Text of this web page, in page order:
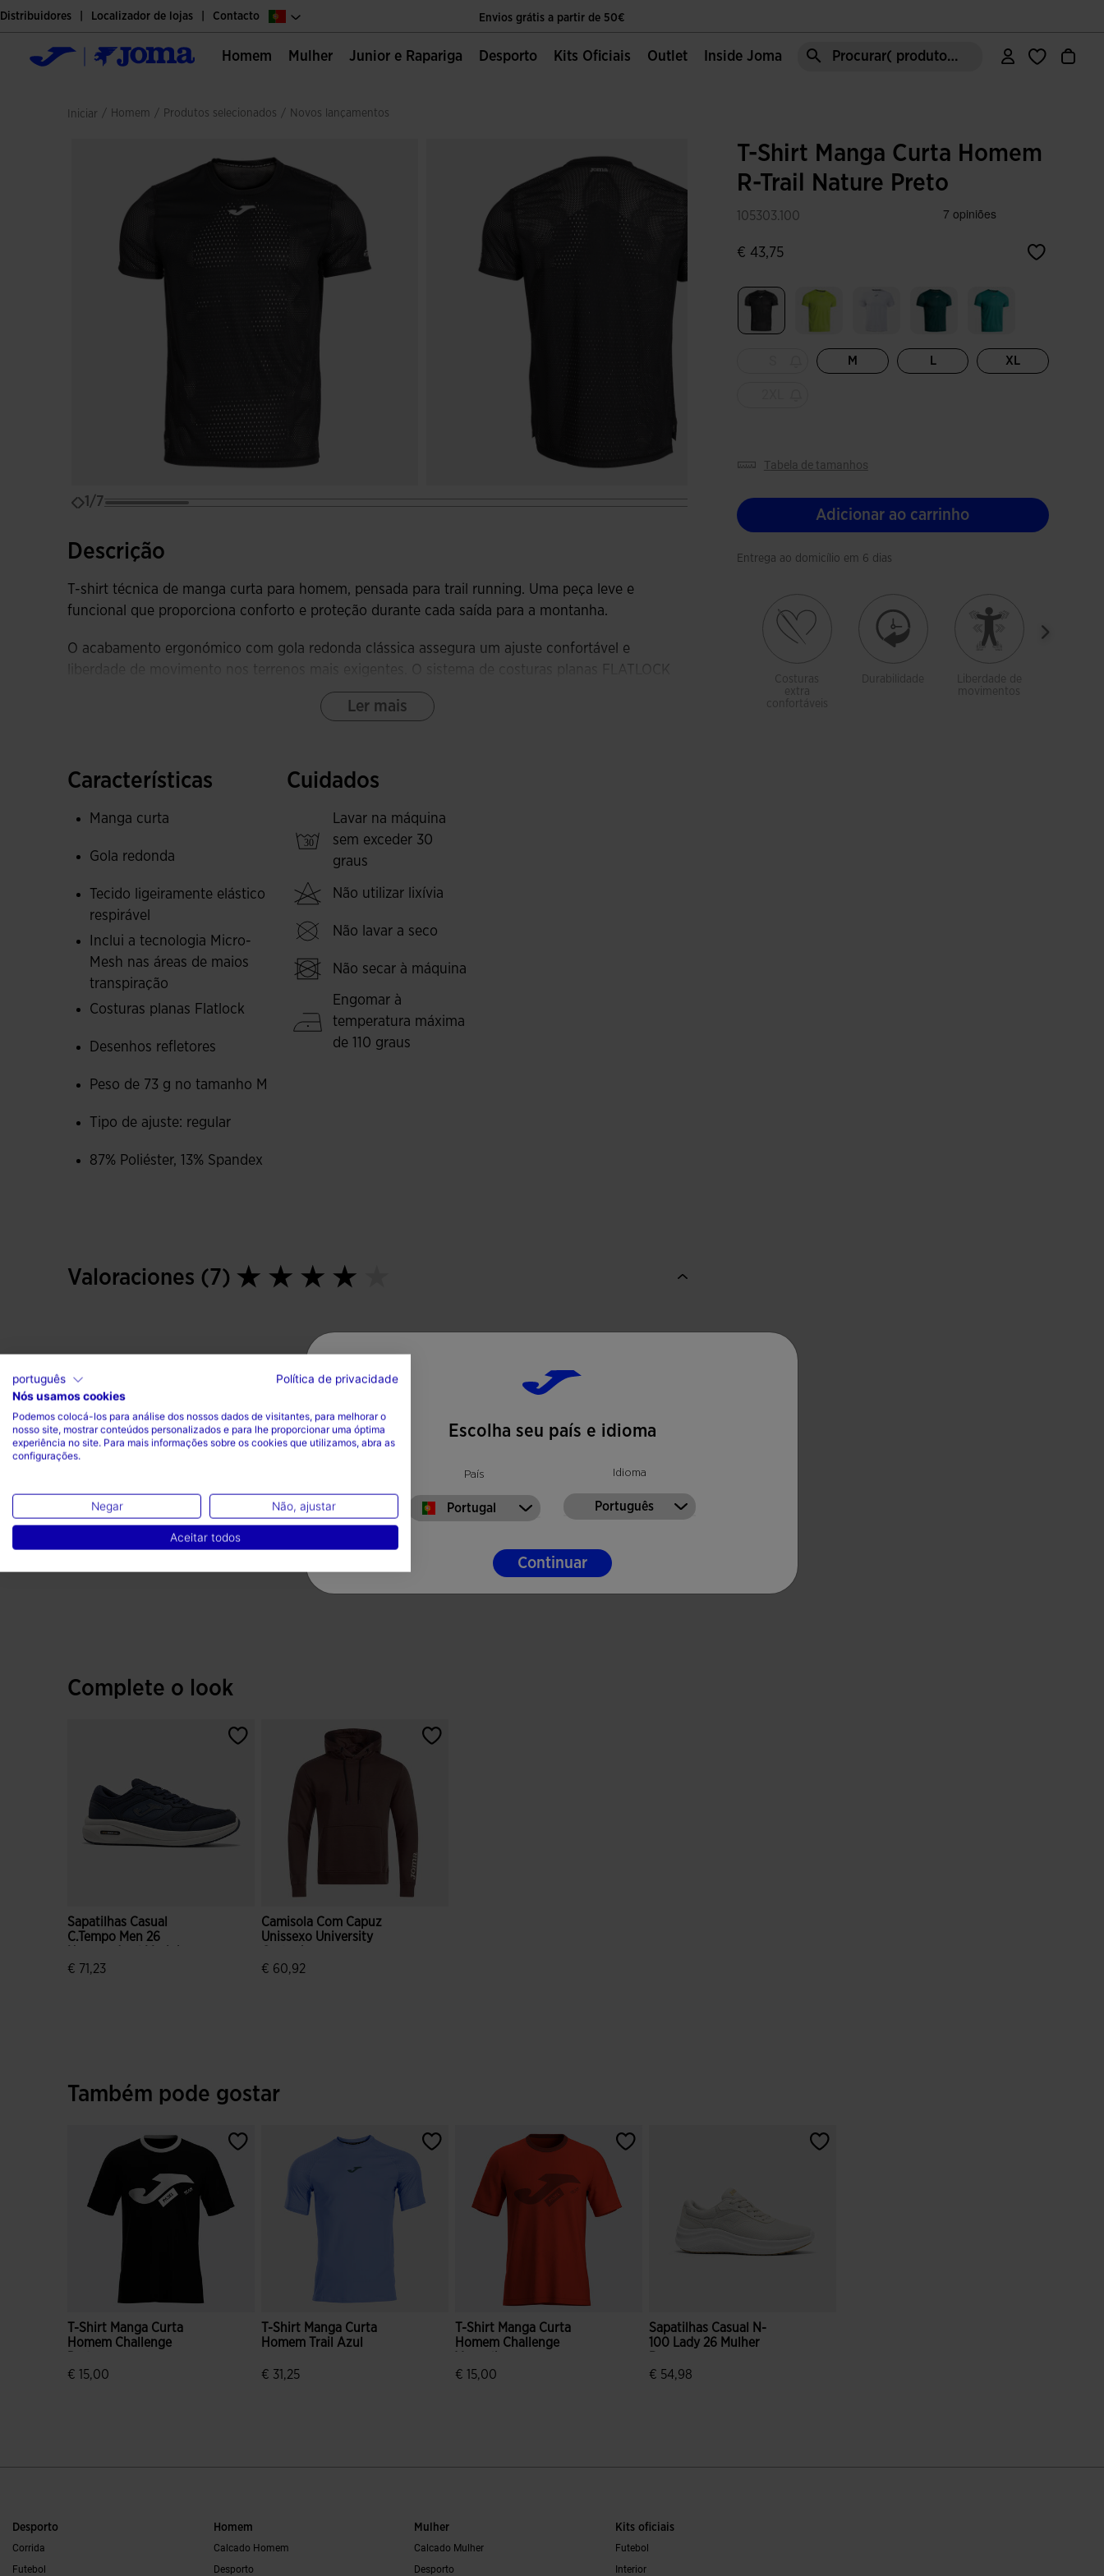
Envios grátis a partir de 50€
O único sítio oficial da Joma Sport
Envios grátis a partir de 50€
Distribuidores Localizador de lojas Contacto
Homem Mulher Junior e Rapariga Desporto Kits Oficiais Outlet Inside Joma Procurar( produto, moda, área, etc)
Iniciar / homem / produtos selecionados / novos lançamentos
1/7
Descrição
T-shirt técnica de manga curta para homem, pensada para trail running. Uma peça leve e
funcional que proporciona conforto e proteção durante cada saída para a montanha.
O acabamento ergonómico com gola redonda clássica assegura um ajuste confortável e
liberdade de movimento nos terrenos mais exigentes. O sistema de costuras planas FLATLOCK
evita o aparecimento de fricções e aumenta o conforto a todo momento.
garante uma sensação de conforto total, ideal para longos dias na montanha.
O design completa-se com logótipos refletores que aumentam a visibilidade em condições de
Ler mais
Características
Manga curta
Gola redonda
Tecido ligeiramente elástico
respirável
Inclui a tecnologia Micro-
Mesh nas áreas de maios
transpiração
Costuras planas Flatlock
Desenhos refletores
Peso de 73 g no tamanho M
Tipo de ajuste: regular
87% Poliéster, 13% Spandex
Cuidados
Lavar na máquina
sem exceder 30
graus
Não utilizar lixívia
Não lavar a seco
Não secar à máquina
Engomar à
temperatura máxima
de 110 graus
Valoraciones (7)
T-Shirt Manga Curta Homem
R-Trail Nature Preto
105303.100
€ 43,75
M L XL
tabela de tamanhos
Adicionar ao carrinho
Entrega ao domicílio em 6 dias
Costuras
extra
confortáveis
Durabilidade
Liberdade de
movimentos
Complete o look
Sapatilhas Casual
C.Tempo Men 26
€ 71,23
Camisola Com Capuz
Unissexo University
€ 60,92
Também pode gostar
T-Shirt Manga Curta
Homem Challenge
€ 15,00
T-Shirt Manga Curta
Homem Trail Azul
€ 31,25
T-Shirt Manga Curta
Homem Challenge
€ 15,00
Sapatilhas Casual N-
100 Lady 26 Mulher
€ 54,98
Desporto
Corrida
Futebol
Homem
Calcado Homem
Desporto
Mulher
Calcado Mulher
Desporto
Kits oficiais
Futebol
Interior
Escolha seu país e idioma
País
Portugal
Idioma
Português
Continuar
português
Política de privacidade
Nós usamos cookies
Podemos colocá-los para análise dos nossos dados de visitantes, para melhorar o
nosso site, mostrar conteúdos personalizados e para lhe proporcionar uma óptima
experiência no site. Para mais informações sobre os cookies que utilizamos, abra as
configurações.
Negar Não, ajustar
Aceitar todos